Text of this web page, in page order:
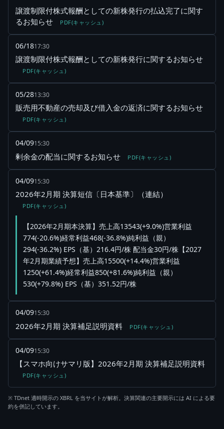
譲渡制限付株式報酬としての新株発行の払込完了に関す
るお知らせ
PDF(キャッシュ)
06/1817:30
譲渡制限付株式報酬としての新株発行に関するお知らせ
PDF(キャッシュ)
05/2813:30
販売用不動産の売却及び借入金の返済に関するお知らせ
PDF(キャッシュ)
04/0915:30
剰余金の配当に関するお知らせ PDF(キャッシュ)
04/0915:30
2026年2月期 決算短信〔日本基準〕（連結）
PDF(キャッシュ)
【2026年2月期本決算】売上高13543(+9.0%)営業利益
774(-20.6%)経常利益468(-36.8%)純利益（親）
294(-36.2%) EPS（基）216.4円/株 配当金30円/株【2027
年2月期業績予想】売上高15500(+14.4%)営業利益
1250(+61.4%)経常利益850(+81.6%)純利益（親）
530(+79.8%) EPS（基）351.52円/株
04/0915:30
2026年2月期 決算補足説明資料 PDF(キャッシュ)
04/0915:30
【スマホ向けサマリ版】2026年2月期 決算補足説明資料
PDF(キャッシュ)
※ TDnet 適時開示の XBRL を当サイトが解析。決算関連の主要開示には AI による要
約を併記しています。